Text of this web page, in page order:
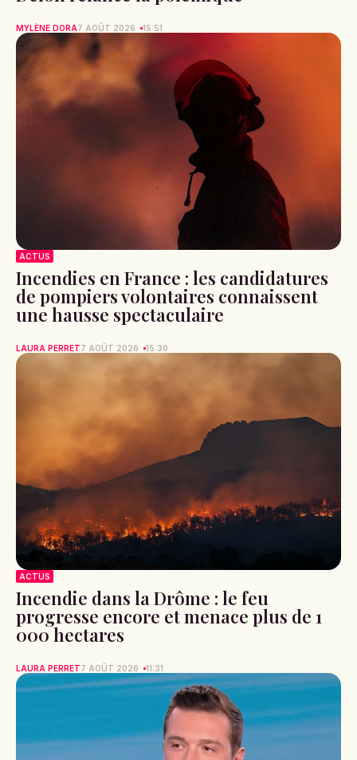
MYLÈNE DORA7 AOÛT 2026 15:51
ACTUS
Incendies en France : les candidatures
de pompiers volontaires connaissent
une hausse spectaculaire
LAURA PERRET7 AOÛT 2026 15:30
ACTUS
Incendie dans la Drôme : le feu
progresse encore et menace plus de 1
000 hectares
LAURA PERRET7 AOÛT 2026 11:31